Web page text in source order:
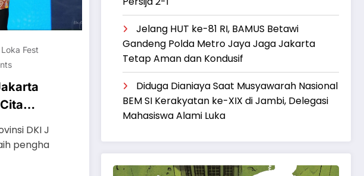
Fest
DKI J
pengha
Jelang HUT ke-81 RI, BAMUS Betawi
Gandeng Polda Metro Jaya Jaga Jakarta
Tetap Aman dan Kondusif
Diduga Dianiaya Saat Musyawarah Nasional
BEM SI Kerakyatan ke-XIX di Jambi, Delegasi
Mahasiswa Alami Luka